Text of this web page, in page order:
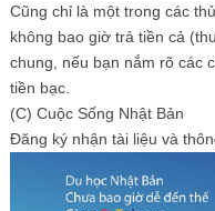
Cũng chỉ là một trong các
không bao giờ trả tiền cả
chung, nếu bạn nắm rõ các
tiền bạc.
(C) Cuộc Sống Nhật Bản
Đăng ký nhận tài liệu và